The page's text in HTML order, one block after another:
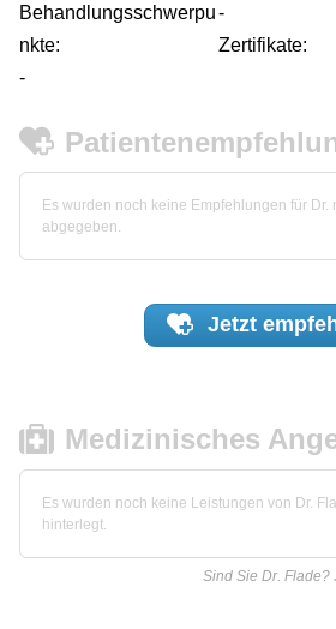
Behandlungsschwerpu
nkte:
-
Zertifikate:
-
Es wurden noch keine Empfehlungen für Dr.
abgegeben.
Jetzt
Medizinisches
Es wurden noch keine Leistungen von Dr.
hinterlegt.
Sind Sie Dr. Flade?